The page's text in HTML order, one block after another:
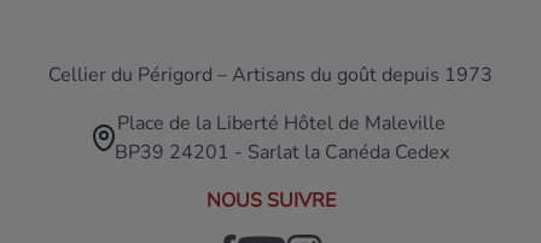
Cellier du Périgord – Artisans du goût depuis 1973
Place de la Liberté Hôtel de Maleville
BP39 24201 - Sarlat la Canéda Cedex
NOUS SUIVRE